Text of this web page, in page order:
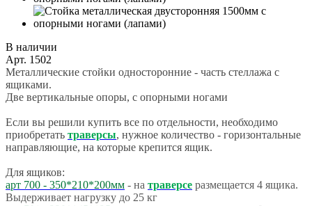
В наличии
Арт. 1502
Металлические стойки односторонние - часть стеллажа с
ящиками.
Две вертикальные опоры, с опорными ногами
Если вы решили купить все по отдельности, необходимо
приобретать траверсы, нужное количество - горизонтальные
направляющие, на которые крепится ящик.
Для ящиков:
арт 700 - 350*210*200мм - на траверсе размещается 4 ящика.
Выдерживает нагрузку до 25 кг